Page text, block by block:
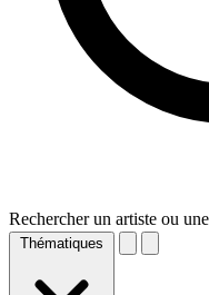
Rechercher un artiste ou
Thématiques